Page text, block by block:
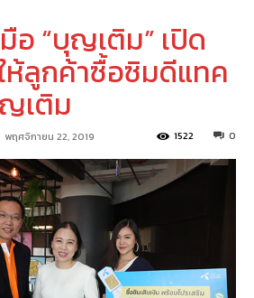
อ “บุญเติม” เปิด
ห้ลูกค้าซื้อซิมดีแทค
เติม
พฤศจิกายน 22, 2019 0
1522